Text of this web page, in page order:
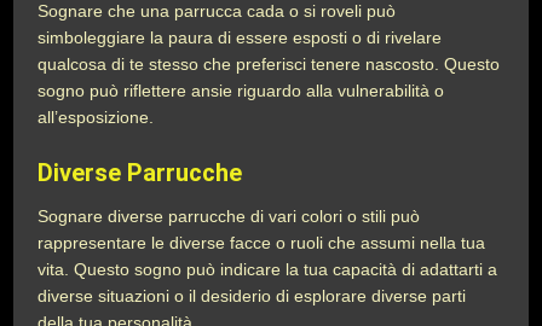
Sognare che una parrucca cada o si roveli può
simboleggiare la paura di essere esposti o di rivelare
qualcosa di te stesso che preferisci tenere nascosto. Questo
sogno può riflettere ansie riguardo alla vulnerabilità o
all’esposizione.
Diverse Parrucche
Sognare diverse parrucche di vari colori o stili può
rappresentare le diverse facce o ruoli che assumi nella tua
vita. Questo sogno può indicare la tua capacità di adattarti a
diverse situazioni o il desiderio di esplorare diverse parti